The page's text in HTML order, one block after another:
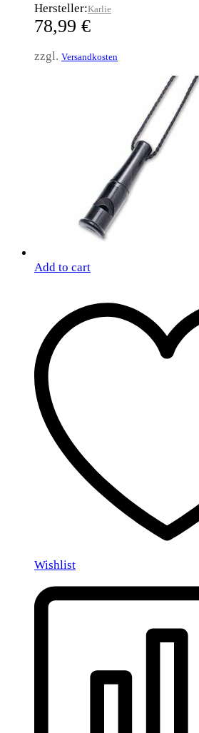
Hersteller:Karlie
78,99 €
zzgl. Versandkosten
Add to cart
Wishlist